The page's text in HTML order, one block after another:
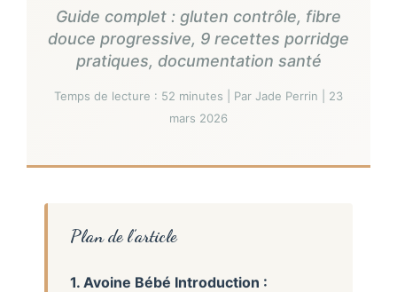
Guide complet : gluten contrôle, fibre
douce progressive, 9 recettes porridge
pratiques, documentation santé
Temps de lecture : 52 minutes | Par Jade Perrin | 23
mars 2026
Plan de l’article
1. Avoine Bébé Introduction :